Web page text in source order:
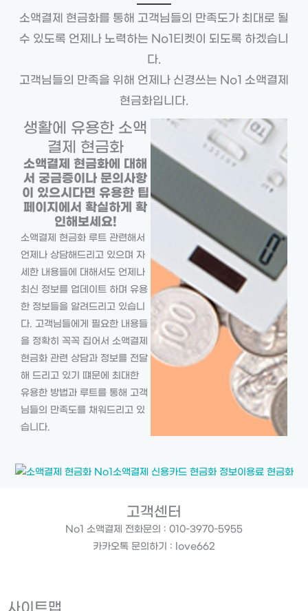
소액결제 현금화를 통해 고객님들의 만족도가 최대로 될
수 있도록 언제나 노력하는 No1티켓이 되도록 하겠습니
다.
고객님들의 만족을 위해 언제나 신경쓰는 No1 소액결제
현금화입니다.
생활에 유용한 소액
결제 현금화
소액결제 현금화에 대해
서 궁금증이나 문의사항
이 있으시다면 유용한 팁
페이지에서 확실하게 확
인해보세요!
소액결제 현금화 루트 관련해서
언제나 상담해드리고 있으며 자
세한 내용들에 대해서도 언제나
최신 정보를 업데이트 하며 유용
한 정보들을 알려드리고 있습니
다. 고객님들에게 필요한 내용들
을 정확히 꼭꼭 집어서 소액결제
현금화 관련 상담과 정보를 전달
해 드리고 있기 떄문에 최대한
유용한 방법과 루트를 통해 고객
님들의 만족도를 채워드리고 있
습니다.
고객센터
No1 소액결제 전화문의 : 010-3970-5955
카카오톡 문의하기 : love662